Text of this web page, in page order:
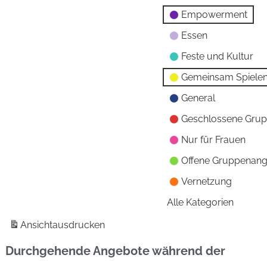
Empowerment
Essen
Feste und Kultur
Gemeinsam
General
Geschlossene
Nur für Frauen
Offene
Vernetzung
Alle Kategorien
Ansichtausdrucken
Durchgehende Angebote während der